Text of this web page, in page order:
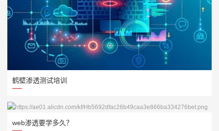
鹤壁渗透测试培训
web渗透要学多久？